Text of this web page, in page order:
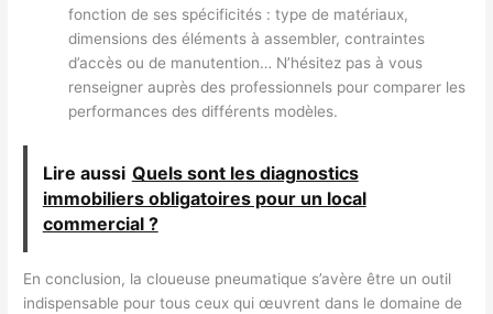
fonction de ses spécificités : type de matériaux,
dimensions des éléments à assembler, contraintes
d’accès ou de manutention… N’hésitez pas à vous
renseigner auprès des professionnels pour comparer les
performances des différents modèles.
Lire aussi Quels sont les diagnostics
immobiliers obligatoires pour un local
commercial ?
En conclusion, la cloueuse pneumatique s’avère être un outil
indispensable pour tous ceux qui œuvrent dans le domaine de